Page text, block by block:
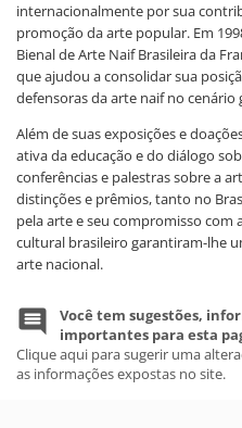
internacionalmente por sua
promoção da arte popular. Em
Bienal de Arte Naif Brasileira da
que ajudou a consolidar sua
defensoras da arte naif no cenário
Além de suas exposições e
ativa da educação e do diálogo
conferências e palestras sobre a
distinções e prêmios, tanto no
pela arte e seu compromisso
cultural brasileiro garantiram-lhe
arte nacional.
Você tem sugestões,
importantes para esta
Clique aqui para sugerir uma
as informações expostas no site.